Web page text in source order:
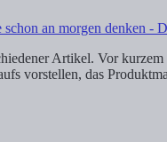
schon an morgen denken -
Artikel. Vor
vorstellen, das